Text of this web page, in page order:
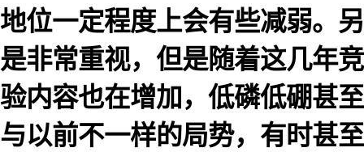
地位一定程度上会有些减弱。
是非常重视，但是随着这几年
验内容也在增加，低磷低硼甚
与以前不一样的局势，有时甚